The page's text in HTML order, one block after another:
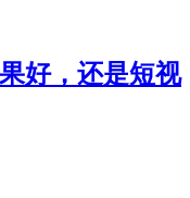
好，还是短视